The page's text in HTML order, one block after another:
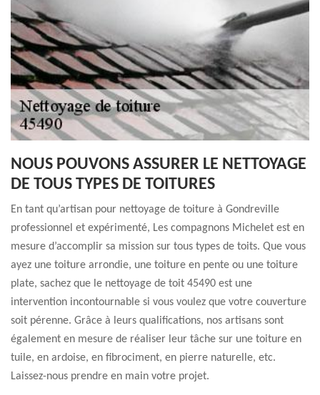
NOUS POUVONS ASSURER LE NETTOYAGE
DE TOUS TYPES DE TOITURES
En tant qu’artisan pour nettoyage de toiture à Gondreville
professionnel et expérimenté, Les compagnons Michelet est en
mesure d’accomplir sa mission sur tous types de toits. Que vous
ayez une toiture arrondie, une toiture en pente ou une toiture
plate, sachez que le nettoyage de toit 45490 est une
intervention incontournable si vous voulez que votre couverture
soit pérenne. Grâce à leurs qualifications, nos artisans sont
également en mesure de réaliser leur tâche sur une toiture en
tuile, en ardoise, en fibrociment, en pierre naturelle, etc.
Laissez-nous prendre en main votre projet.